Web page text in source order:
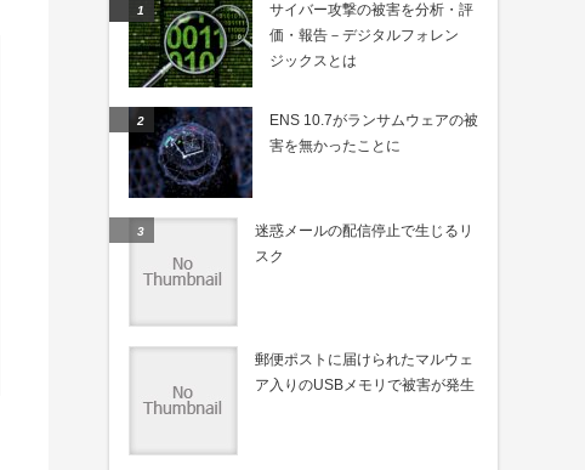
サイバー攻撃の被害を分析・評
価・報告－デジタルフォレン
ジックスとは
ENS 10.7がランサムウェアの被
害を無かったことに
迷惑メールの配信停止で生じるリ
スク
郵便ポストに届けられたマルウェ
ア入りのUSBメモリで被害が発生